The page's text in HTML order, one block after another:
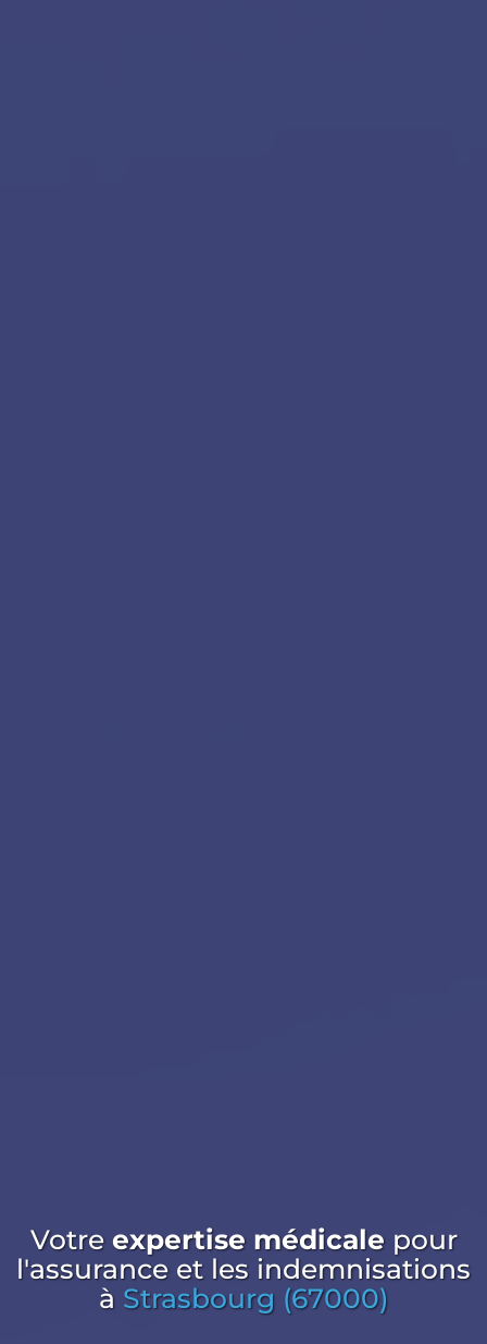
Votre expertise médicale pour
l'assurance et les indemnisations
à Strasbourg (67000)